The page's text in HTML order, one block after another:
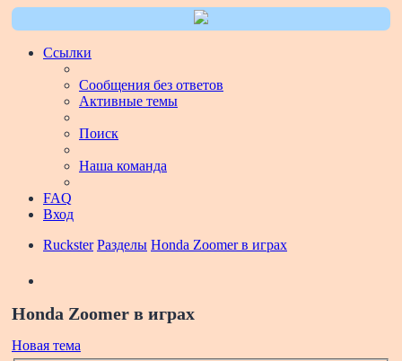
Ссылки
Сообщения без ответов
Активные темы
Поиск
Наша команда
FAQ
Вход
Ruckster Разделы Honda Zoomer в играх
Honda Zoomer в играх
Новая тема